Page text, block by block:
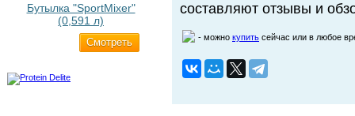
Бутылка "SportMixer"
(0,591 л)
Cмотреть
составляют отзывы и
- можно купить сейчас или в любое